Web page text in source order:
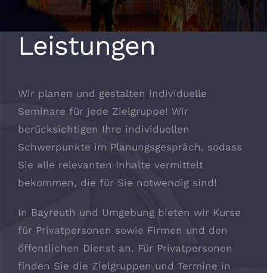
Leistungen
Wir planen und gestalten individuelle
Seminare für jede Zielgruppe! Wir
berücksichtigen Ihre individuellen
Schwerpunkte im Planungsgespräch, sodass
Sie alle relevanten Inhalte vermittelt
bekommen, die für Sie notwendig sind!
In Bayreuth und Umgebung bieten wir Kurse
für Privatpersonen sowie Firmen und den
öffentlichen Dienst an. Für Privatpersonen
finden Sie die Zielgruppen und Termine in